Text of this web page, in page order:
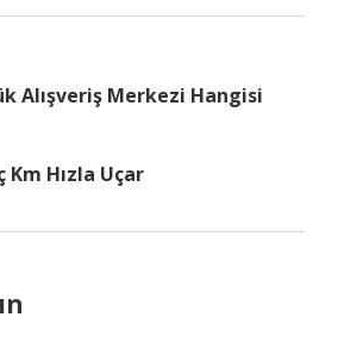
Alışveriş Merkezi Hangisi
Hızla Uçar